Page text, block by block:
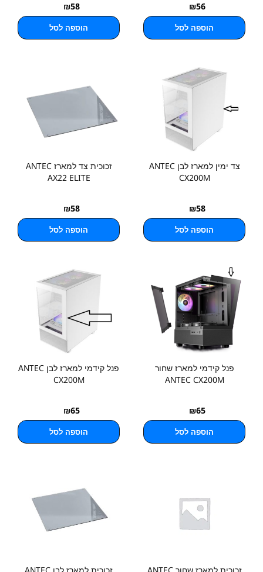
₪56
הוספה לסל
₪58
הוספה לסל
צד ימין למארז לבן ANTEC
CX200M
₪58
הוספה לסל
זכוכית צד למארז ANTEC
AX22 ELITE
₪58
הוספה לסל
פנל קידמי למארז שחור
ANTEC CX200M
₪65
הוספה לסל
פנל קידמי למארז לבן ANTEC
CX200M
₪65
הוספה לסל